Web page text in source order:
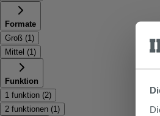
Formate
Groß (1)
Mittel (1)
Funktion
1 funktion (2)
2 funktionen (1)